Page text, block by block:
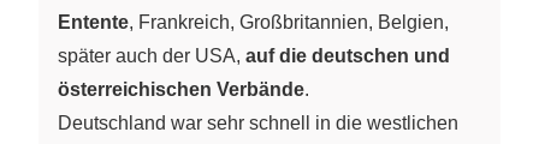
Entente, Frankreich, Großbritannien, Belgien,
später auch der USA, auf die deutschen und
österreichischen Verbände.
Deutschland war sehr schnell in die westlichen